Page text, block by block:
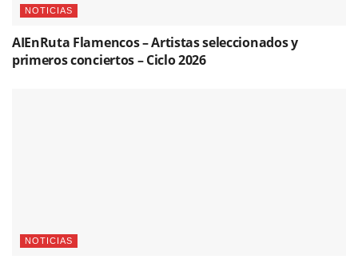
NOTICIAS
AIEnRuta Flamencos – Artistas seleccionados y
primeros conciertos – Ciclo 2026
NOTICIAS